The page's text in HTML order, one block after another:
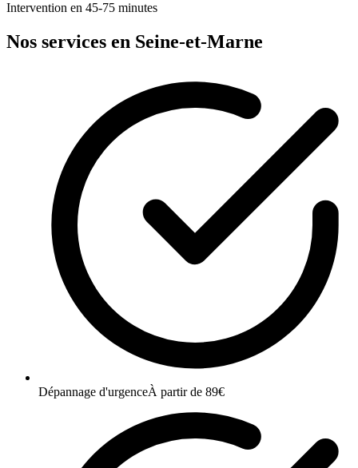
Intervention en 45-75 minutes
Nos services en Seine-et-Marne
Dépannage d'urgenceÀ partir de 89€